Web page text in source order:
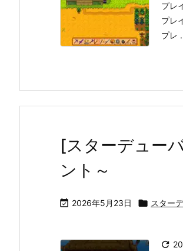
プレ
プレ
プレ
[スターデュー
ント～
 2026年5月23日  スター
